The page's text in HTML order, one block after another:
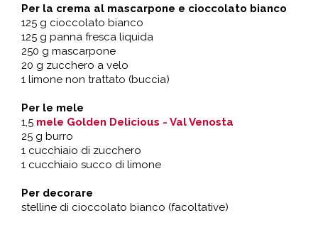
Per la crema al mascarpone e cioccolato bianco
125 g cioccolato bianco
125 g panna fresca liquida
250 g mascarpone
20 g zucchero a velo
1 limone non trattato (buccia)
Per le mele
1,5 mele Golden Delicious - Val Venosta
25 g burro
1 cucchiaio di zucchero
1 cucchiaio succo di limone
Per decorare
stelline di cioccolato bianco (facoltative)